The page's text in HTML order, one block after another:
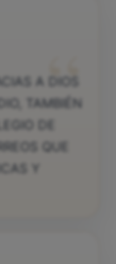
“
A DIOS
TAMBIÉN
DE
QUE
Y